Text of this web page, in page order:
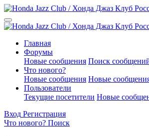
Главная
Форумы
Новые сообщения Поиск
Что нового?
Новые сообщения Новые
Пользователи
Текущие посетители Новые
Вход Регистрация
Что нового? Поиск